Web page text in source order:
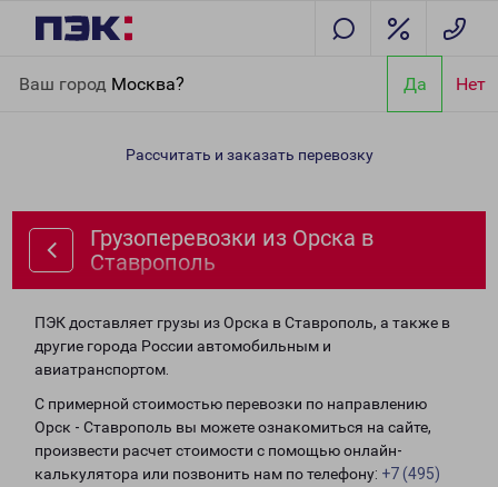
Ваш город Москва? Да Нет
Ставрополь
Рассчитать и заказать перевозку
Грузоперевозки из Орска в
Ставрополь
ПЭК доставляет грузы из Орска в Ставрополь, а также в
другие города России автомобильным и
авиатранспортом.
С примерной стоимостью перевозки по направлению
Орск - Ставрополь вы можете ознакомиться на сайте,
произвести расчет стоимости с помощью онлайн-
калькулятора или позвонить нам по телефону: +7 (495)